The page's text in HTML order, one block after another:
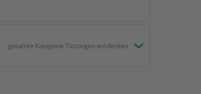
gesamte Kategorie Türzargen entdecken